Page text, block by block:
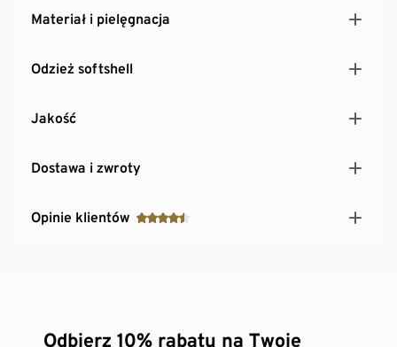
Materiał i pielęgnacja
Odzież softshell
Jakość
Dostawa i zwroty
Opinie klientów
Odbierz 10% rabatu na Twoje